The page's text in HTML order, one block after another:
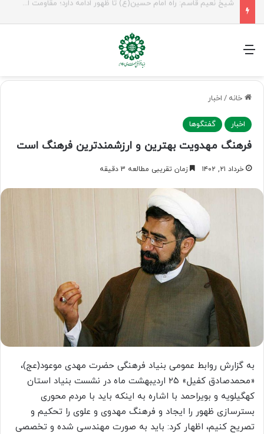
منو
خانه / اخبار
اخبار گفتگوها
فرهنگ مهدویت بهترین و ارزشمندترین فرهنگ است
خرداد ۲۱, ۱۴۰۲ زمان تقریبی مطالعه 3 دقیقه
به گزارش روابط عمومی بنیاد فرهنگی حضرت مهدی موعود(عج)،
«محمدصادق کفیل» ۲۵ اردیبهشت ماه در نشست بنیاد استان
کهگیلویه و بویراحمد با اشاره به اینکه باید با مردم محوری
بسترسازی ظهور را ایجاد و فرهنگ مهدوی و علوی را تحکیم و
تصریح کنیم، اظهار کرد: باید به صورت مهندسی شده و تخصصی